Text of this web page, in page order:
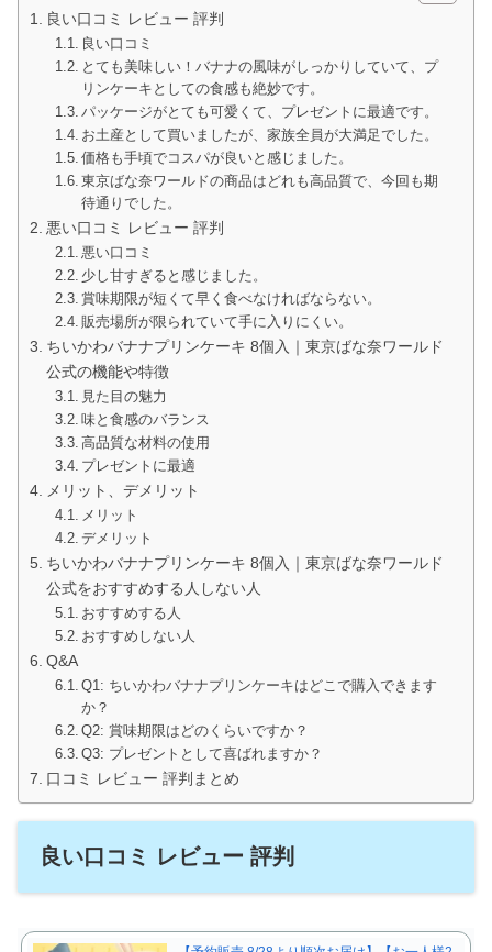
良い口コミ レビュー 評判
良い口コミ
とても美味しい！バナナの風味がしっかりしていて、プ
リンケーキとしての食感も絶妙です。
パッケージがとても可愛くて、プレゼントに最適です。
お土産として買いましたが、家族全員が大満足でした。
価格も手頃でコスパが良いと感じました。
東京ばな奈ワールドの商品はどれも高品質で、今回も期
待通りでした。
悪い口コミ レビュー 評判
悪い口コミ
少し甘すぎると感じました。
賞味期限が短くて早く食べなければならない。
販売場所が限られていて手に入りにくい。
ちいかわバナナプリンケーキ 8個入｜東京ばな奈ワールド
公式の機能や特徴
見た目の魅力
味と食感のバランス
高品質な材料の使用
プレゼントに最適
メリット、デメリット
メリット
デメリット
ちいかわバナナプリンケーキ 8個入｜東京ばな奈ワールド
公式をおすすめする人しない人
おすすめする人
おすすめしない人
Q&A
Q1: ちいかわバナナプリンケーキはどこで購入できます
か？
Q2: 賞味期限はどのくらいですか？
Q3: プレゼントとして喜ばれますか？
口コミ レビュー 評判まとめ
良い口コミ レビュー 評判